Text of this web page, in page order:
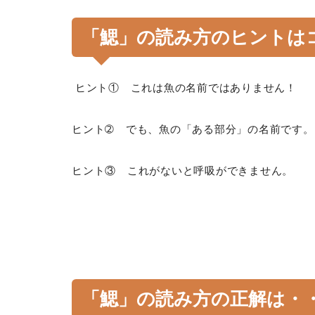
「鰓」の読み方のヒントは
ヒント① これは魚の名前ではありません！
ヒント➁ でも、魚の「ある部分」の名前です。
ヒント③ これがないと呼吸ができません。
「鰓」の読み方の正解は・